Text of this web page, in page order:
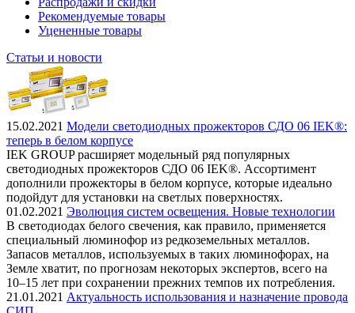
Рекомендуемые товары
Уцененные товары
Статьи и новости
15.02.2021 Модели светодиодных прожекторов СДО 06 IEK®:
теперь в белом корпусе
IEK GROUP расширяет модельный ряд популярных
светодиодных прожекторов СДО 06 IEK®. Ассортимент
дополнили прожекторы в белом корпусе, которые идеально
подойдут для установки на светлых поверхностях.
01.02.2021 Эволюция систем освещения. Новые технологии
В светодиодах белого свечения, как правило, применяется
специальный люминофор из редкоземельных металлов.
Запасов металлов, используемых в таких люминофорах, на
Земле хватит, по прогнозам некоторых экспертов, всего на
10–15 лет при сохранении прежних темпов их потребления.
21.01.2021 Актуальность использования и назначение провода